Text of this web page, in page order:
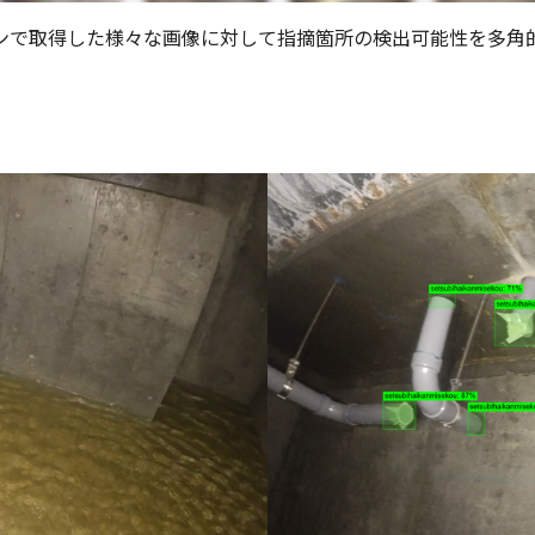
で取得した様々な画像に対して指摘箇所の検出可能性を多角